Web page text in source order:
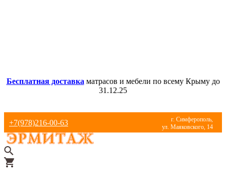
Бесплатная доставка матрасов и мебели по всему Крыму до
31.12.25
+7(978)216-00-63
г. Симферополь,
ул. Маяковского, 14